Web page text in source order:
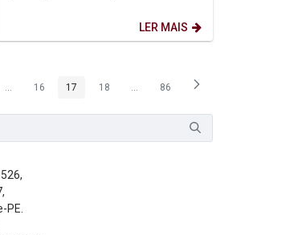
LER MAIS
...Páginas intermediárias Usar ABA para navegar.
Página
16 Página
17 Página
18 ...Páginas intermediárias Usar ABA
Página
86
PE.